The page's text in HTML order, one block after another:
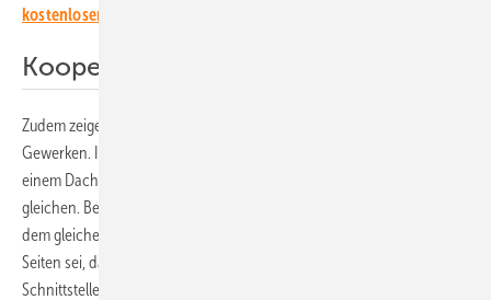
kostenlosen Newsletter.
Kooperationen werden enger
Zudem zeigen sich immer öfter feste Kooperationen zwischen den
Gewerken. Immerhin 70 Prozent der Elektrohandwerker, die mit
einem Dachdeckerbetrieb kooperieren, tun dies meist mit dem
gleichen. Bei den Dachdeckern kooperieren sogar 75 Prozent mit
dem gleichen Elektrohandwerker. Ein wichtiges Argument für beide
Seiten sei, dass die gewerkeübergreifende Kooperation geübt ist und
Schnittstellen definiert sind. Dadurch lassen sich viele Prozesse